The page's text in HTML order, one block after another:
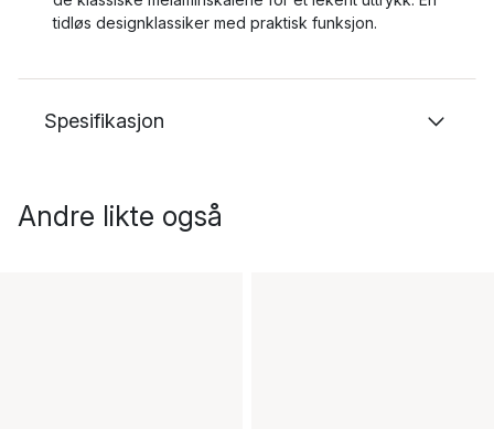
tidløs designklassiker med praktisk funksjon.
Spesifikasjon
Andre likte også